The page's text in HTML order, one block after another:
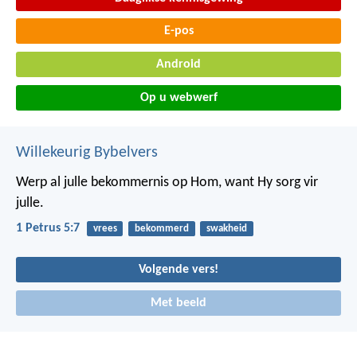
E-pos
Android
Op u webwerf
Willekeurig Bybelvers
Werp al julle bekommernis op Hom, want Hy sorg vir
julle.
1 Petrus 5:7 vrees bekommerd swakheid
Volgende vers!
Met beeld